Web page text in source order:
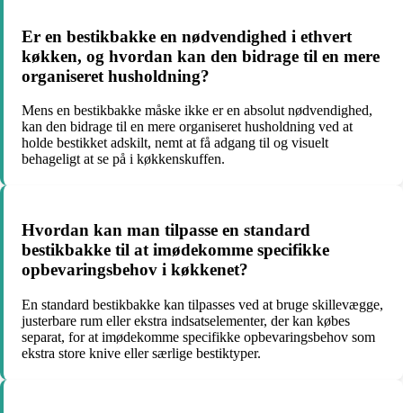
Er en bestikbakke en nødvendighed i ethvert
køkken, og hvordan kan den bidrage til en mere
organiseret husholdning?
Mens en bestikbakke måske ikke er en absolut nødvendighed,
kan den bidrage til en mere organiseret husholdning ved at
holde bestikket adskilt, nemt at få adgang til og visuelt
behageligt at se på i køkkenskuffen.
Hvordan kan man tilpasse en standard
bestikbakke til at imødekomme specifikke
opbevaringsbehov i køkkenet?
En standard bestikbakke kan tilpasses ved at bruge skillevægge,
justerbare rum eller ekstra indsatselementer, der kan købes
separat, for at imødekomme specifikke opbevaringsbehov som
ekstra store knive eller særlige bestiktyper.